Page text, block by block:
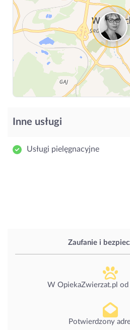
Zaufanie i
W OpiekaZwierzat.pl od
Potwierdzony
Inne usługi
Usługi pielęgnacyjne